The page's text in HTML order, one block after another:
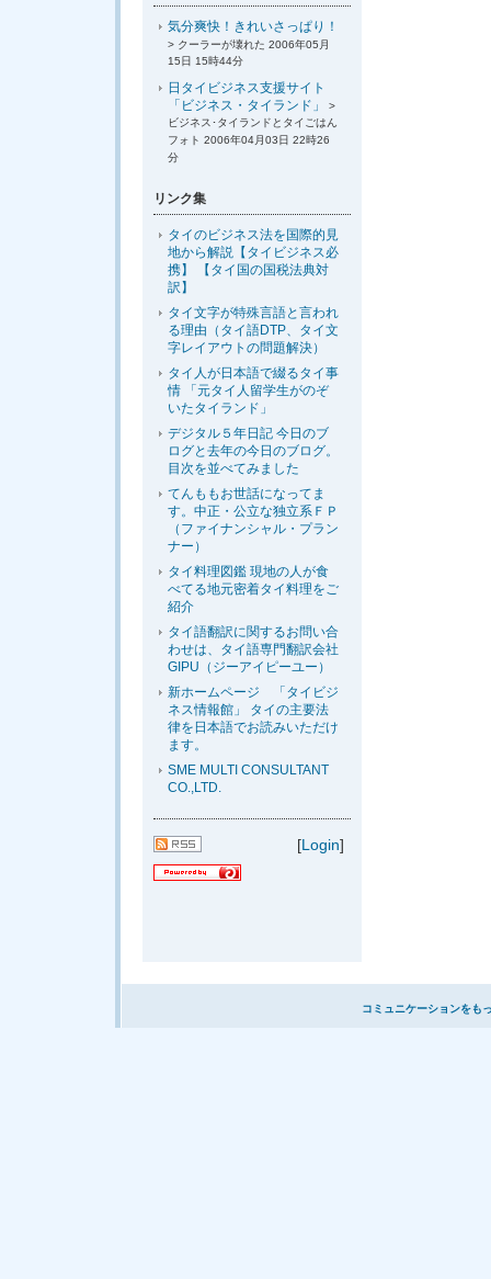
気分爽快！きれいさっぱり！
> クーラーが壊れた 2006年05月
15日 15時44分
日タイビジネス支援サイト
「ビジネス・タイランド」
>
ビジネス･タイランドとタイごはん
フォト 2006年04月03日 22時26
分
リンク集
タイのビジネス法を国際的見
地から解説【タイビジネス必
携】 【タイ国の国税法典対
訳】
タイ文字が特殊言語と言われ
る理由（タイ語DTP、タイ文
字レイアウトの問題解決）
タイ人が日本語で綴るタイ事
情 「元タイ人留学生がのぞ
いたタイランド」
デジタル５年日記 今日のブ
ログと去年の今日のブログ。
目次を並べてみました
てんももお世話になってま
す。中正・公立な独立系ＦＰ
（ファイナンシャル・プラン
ナー）
タイ料理図鑑 現地の人が食
べてる地元密着タイ料理をご
紹介
タイ語翻訳に関するお問い合
わせは、タイ語専門翻訳会社
GIPU（ジーアイピーユー）
新ホームページ 「タイビジ
ネス情報館」 タイの主要法
律を日本語でお読みいただけ
ます。
SME MULTI CONSULTANT
CO.,LTD.
[Login]
コミュニケーションをも